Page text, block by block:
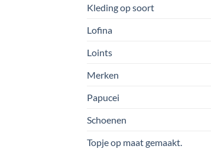
Kleding op soort
Lofina
Loints
Merken
Papucei
Schoenen
Topje op maat gemaakt.